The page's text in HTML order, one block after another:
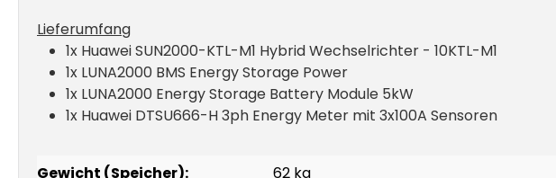
Lieferumfang
1x Huawei SUN2000-KTL-M1 Hybrid Wechselrichter - 10KTL-M1
1x LUNA2000 BMS Energy Storage Power
1x LUNA2000 Energy Storage Battery Module 5kW
1x Huawei DTSU666-H 3ph Energy Meter mit 3x100A Sensoren
Gewicht (Speicher):
62 kg